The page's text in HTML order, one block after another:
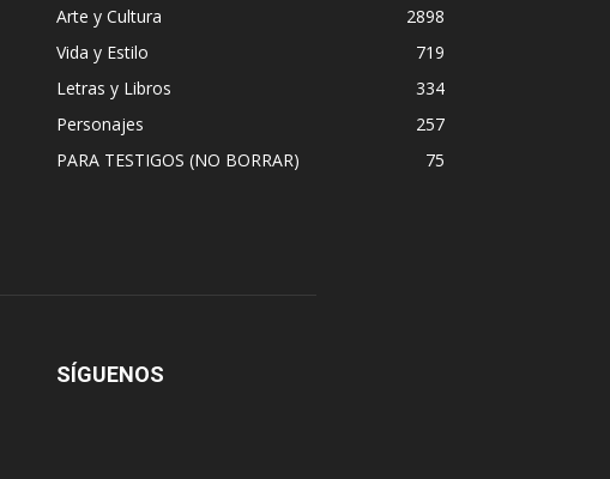
Arte y Cultura
2898
Vida y Estilo
719
Letras y Libros
334
Personajes
257
PARA TESTIGOS (NO BORRAR)
75
SÍGUENOS